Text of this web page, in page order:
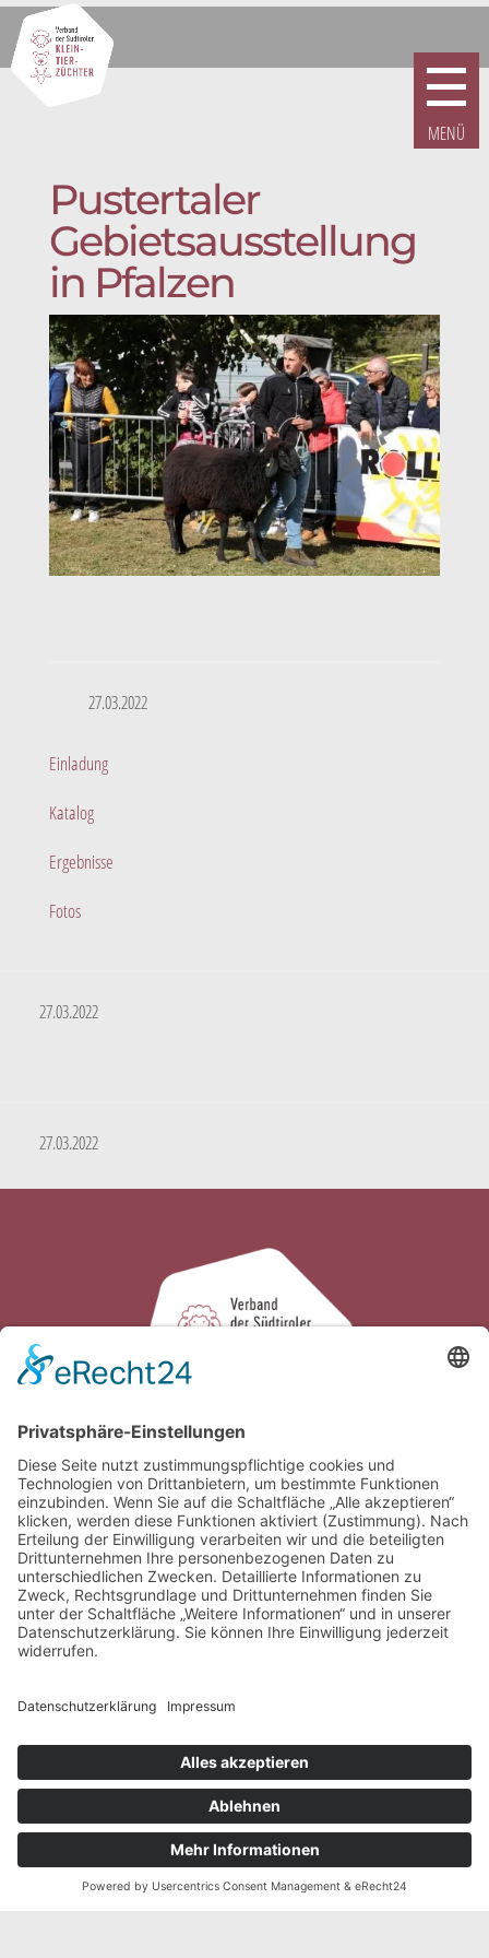
Pustertaler
Gebietsausstellung
in Pfalzen
27.03.2022
Einladung
Katalog
Ergebnisse
Fotos
27.03.2022
27.03.2022
Verband der Südtiroler Kleintierzüchter ∎ Galvanistraße 38 ∎
39100 Bozen / Südtirol
Tel.0039 0471 063980 ∎ Fax0039 0471
063981 ∎ info@vskonline.com
Öffnungszeiten
Mo-Do 8.00 – 12.00 Uhr & 14.00 – 16.30 Uhr
Fr 8.00 – 12.00 Uhr & 14.00 – 15.00 Uhr